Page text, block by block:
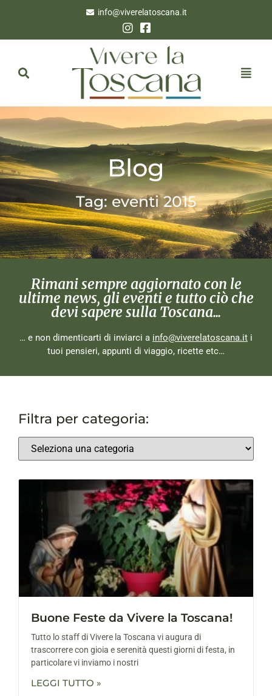
info@viverelatoscana.it
Blog
Tag: eventi 2015
Rimani sempre aggiornato con le
ultime news, gli eventi e tutto ciò che
devi sapere sulla Toscana...
… e non dimenticarti di inviarci a info@viverelatoscana.it i
tuoi pensieri, appunti di viaggio, ricette etc…
Filtra per categoria:
Buone Feste da Vivere la Toscana!
Tutto lo staff di Vivere la Toscana vi augura di
trascorrere con gioia e serenità questi giorni di festa, in
particolare vi inviamo i nostri
LEGGI TUTTO »